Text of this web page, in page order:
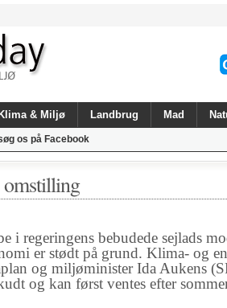
Klima & Miljø Landbrug Mad
os på Facebook
omstilling
i regeringens bebudede sejlads
er stødt på grund. Klima- og
og miljøminister Ida Aukens
og kan først ventes efter